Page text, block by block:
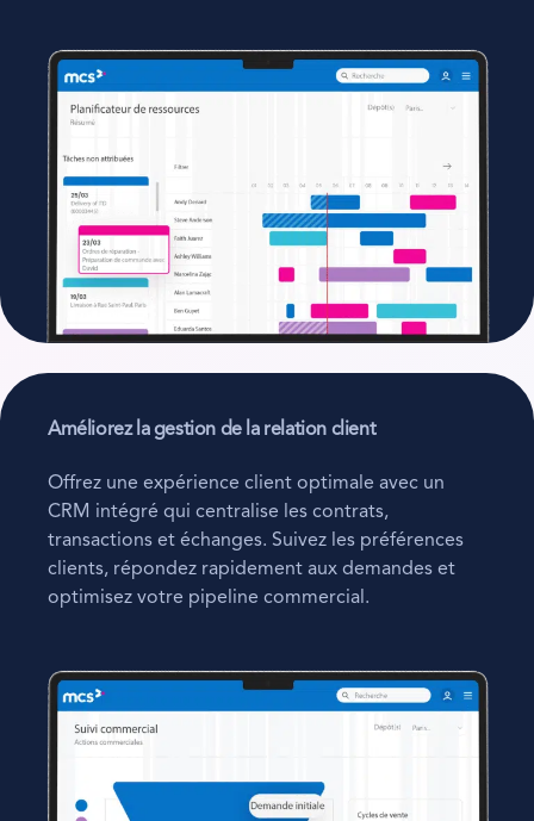
Améliorez la gestion de la relation client
Offrez une expérience client optimale avec un
CRM intégré qui centralise les contrats,
transactions et échanges. Suivez les préférences
clients, répondez rapidement aux demandes et
optimisez votre pipeline commercial.